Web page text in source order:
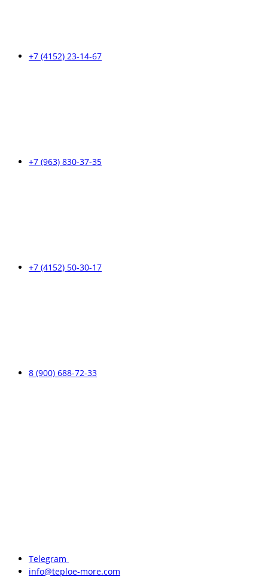
+7 (4152) 23-14-67
+7 (963) 830-37-35
+7 (4152) 50-30-17
8 (900) 688-72-33
Telegram
info@teploe-more.com